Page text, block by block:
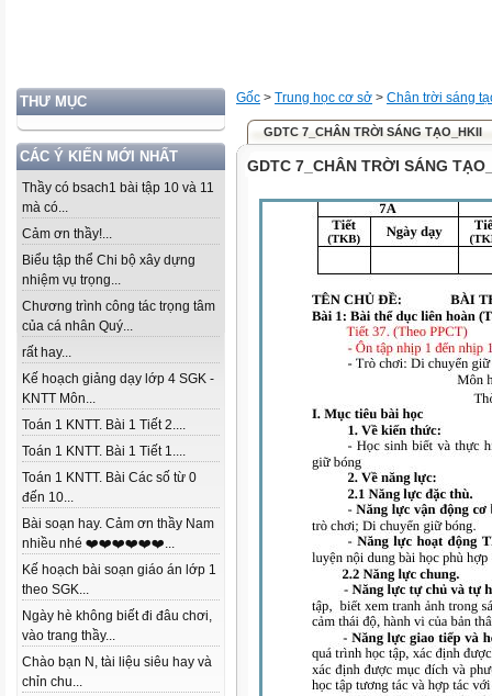
THƯ MỤC
CÁC Ý KIẾN MỚI NHẤT
Thầy có bsach1 bài tập 10 và 11
mà có...
Cảm ơn thầy!...
Biểu tập thể Chi bộ xây dựng
nhiệm vụ trọng...
Chương trình công tác trọng tâm
của cá nhân Quý...
rất hay...
Kế hoạch giảng dạy lớp 4 SGK -
KNTT Môn...
Toán 1 KNTT. Bài 1 Tiết 2....
Toán 1 KNTT. Bài 1 Tiết 1....
Toán 1 KNTT. Bài Các số từ 0
đến 10...
Bài soạn hay. Cảm ơn thầy Nam
nhiều nhé ❤️❤️❤️❤️❤️❤️...
Kế hoạch bài soạn giáo án lớp 1
theo SGK...
Ngày hè không biết đi đâu chơi,
vào trang thầy...
Chào bạn N, tài liệu siêu hay và
chỉn chu...
Gốc > Trung học cơ sở > Chân trời sáng
GDTC 7_CHÂN TRỜI SÁNG TẠO_HKII
GDTC 7_CHÂN TRỜI SÁNG